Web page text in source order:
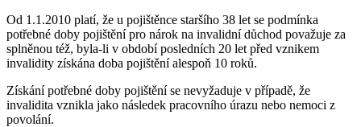
Od 1.1.2010 platí, že u pojištěnce staršího 38 let se podmínka
potřebné doby pojištění pro nárok na invalidní důchod považuje za
splněnou též, byla-li v období posledních 20 let před vznikem
invalidity získána doba pojištění alespoň 10 roků.
Získání potřebné doby pojištění se nevyžaduje v případě, že
invalidita vznikla jako následek pracovního úrazu nebo nemoci z
povolání.